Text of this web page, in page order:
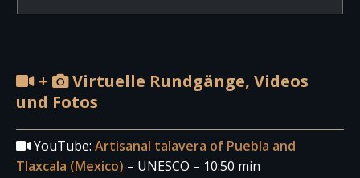
+
Virtuelle Rundgänge, Videos
und Fotos
YouTube: Artisanal talavera of Puebla and
Tlaxcala (Mexico) – UNESCO – 10:50 min